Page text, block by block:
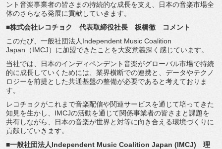
ント音楽事業者の皆さまの持続的な成長を支え、
日本の音楽市場全
体のさらなる発展に貢献していきます。
■株式会社レコチョク 代表取締役社長 板橋徹 コメント
このたび、一般社団法人Independent Music Coalition
Japan（IMCJ） に加盟できたことを大変意義深く感じています。
当社では、
日本のインディペンデント音楽がグローバル市場で持続
的に成長していくためには、業界横断での連携と、 データやテクノ
ロジーを前提とした共通基盤の整備が必要であると考えておりま
す。
レコチョクがこれまで音楽配信や関連サービスを通じて培ってきた
知見を生かし、 IMCJの活動を通じて関係事業者の皆さまと課題を
共有しながら
日本の音楽が世界と対等に向き合える環境づくりに
貢献していきます。
■一般社団法人Independent Music Coalition Japan (IMCJ) 理